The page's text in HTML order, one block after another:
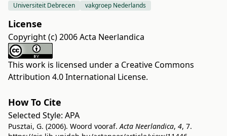
Universiteit Debrecen vakgroep Nederlands
License
Copyright (c) 2006 Acta Neerlandica
This work is licensed under a Creative Commons
Attribution 4.0 International License.
How To Cite
Selected Style: APA
Pusztai, G. (2006). Woord vooraf.Acta Neerlandica, 4, 7.